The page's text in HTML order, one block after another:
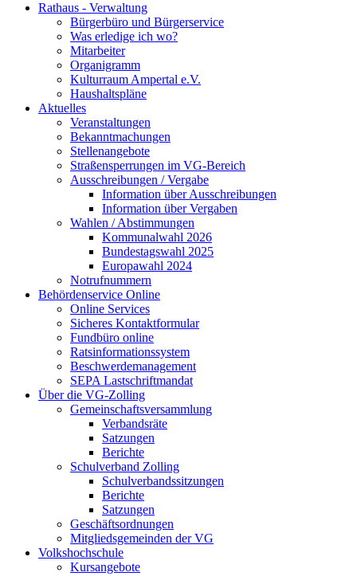
Rathaus - Verwaltung
Bürgerbüro und Bürgerservice
Was erledige ich wo?
Mitarbeiter
Organigramm
Kulturraum Ampertal e.V.
Haushaltspläne
Aktuelles
Veranstaltungen
Bekanntmachungen
Stellenangebote
Straßensperrungen im VG-Bereich
Ausschreibungen / Vergabe
Information über Ausschreibungen
Information über Vergaben
Wahlen / Abstimmungen
Kommunalwahl 2026
Bundestagswahl 2025
Europawahl 2024
Notrufnummern
Behördenservice Online
Online Services
Sicheres Kontaktformular
Fundbüro online
Ratsinformationssystem
Beschwerdemanagement
SEPA Lastschriftmandat
Über die VG-Zolling
Gemeinschaftsversammlung
Verbandsräte
Satzungen
Berichte
Schulverband Zolling
Schulverbandssitzungen
Berichte
Satzungen
Geschäftsordnungen
Mitgliedsgemeinden der VG
Volkshochschule
Kursangebote